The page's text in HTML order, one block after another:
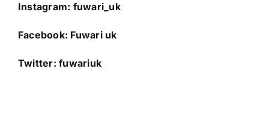
Instagram: fuwari_uk
Facebook: Fuwari uk
Twitter: fuwariuk